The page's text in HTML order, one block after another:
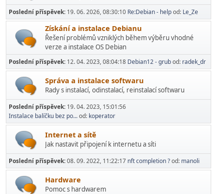
Poslední příspěvek: 19. 06. 2026, 08:30:10 Re:Debian - helpod: Le_Ze
Získání a instalace Debianu
Řešení problémů vzniklých během výběru vhodné
verze a instalace OS Debian
Poslední příspěvek: 12. 04. 2023, 08:04:18 Debian12 - grubod: radek_dr
Správa a instalace softwaru
Rady s instalací­, odinstalací, reinstalací softwaru
Poslední příspěvek: 19. 04. 2023, 15:01:56
Instalace balíčku bez po...od: koperator
Internet a sítě
Jak nastavit připojení k internetu a síti
Poslední příspěvek:08. 09. 2022, 11:22:17 nft completion ?od: manoli
Hardware
Pomoc s hardwarem